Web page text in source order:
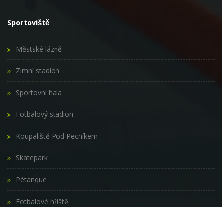
Sportoviště
Městské lázně
Zimní stadion
Sportovní hala
Fotbalový stadion
Koupaliště Pod Pecníkem
Skatepark
Pétanque
Fotbalové hřiště